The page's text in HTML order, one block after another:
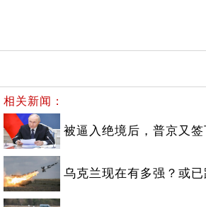
相关新闻：
被逼入绝境后，普京又
乌克兰现在有多强？或